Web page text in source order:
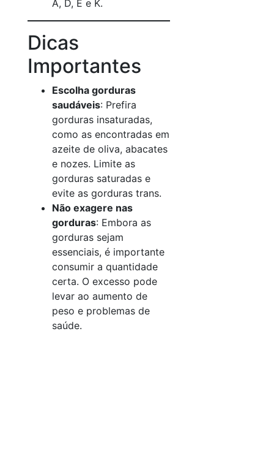
A, D, E e K.
Dicas
Importantes
Escolha gorduras
saudáveis: Prefira
gorduras insaturadas,
como as encontradas em
azeite de oliva, abacates
e nozes. Limite as
gorduras saturadas e
evite as gorduras trans.
Não exagere nas
gorduras: Embora as
gorduras sejam
essenciais, é importante
consumir a quantidade
certa. O excesso pode
levar ao aumento de
peso e problemas de
saúde.